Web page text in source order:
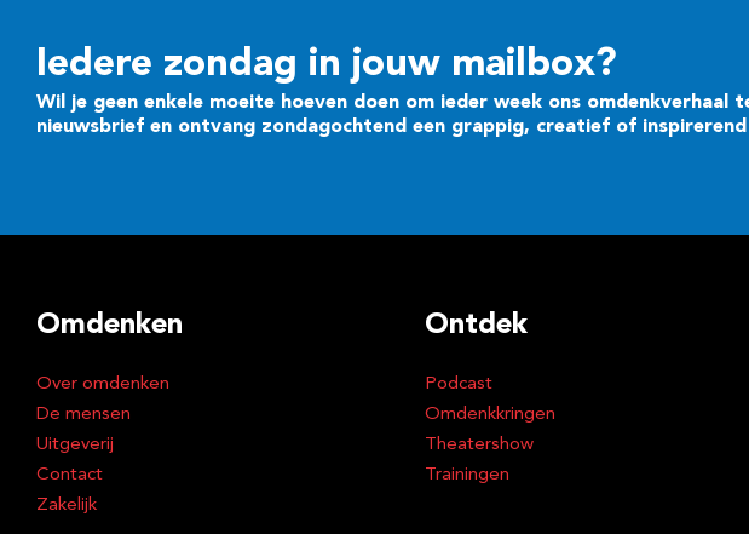
Iedere zondag in jouw mailbox?
Wil je geen enkele moeite hoeven doen om ieder week ons omdenkverhaal
nieuwsbrief en ontvang zondagochtend een grappig, creatief of
Omdenken
Over omdenken
De mensen
Uitgeverij
Contact
Zakelijk
Ontdek
Podcast
Omdenkkringen
Theatershow
Trainingen